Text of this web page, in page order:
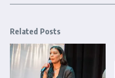
Related Posts